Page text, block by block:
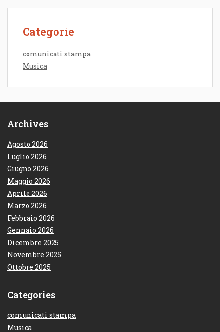
Categorie
comunicati stampa
Musica
Archives
Agosto 2026
Luglio 2026
Giugno 2026
Maggio 2026
Aprile 2026
Marzo 2026
Febbraio 2026
Gennaio 2026
Dicembre 2025
Novembre 2025
Ottobre 2025
Categories
comunicati stampa
Musica